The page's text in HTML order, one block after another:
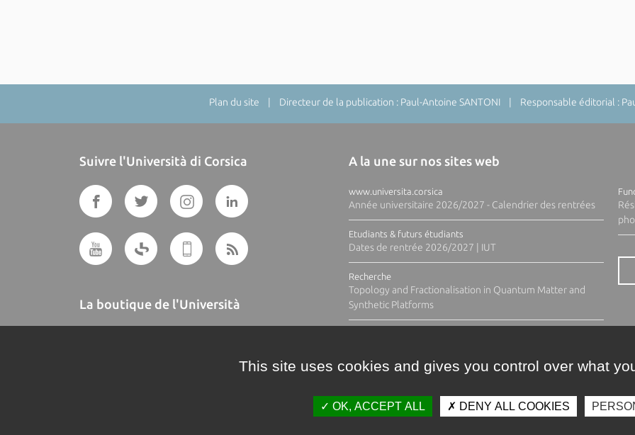
Plan du site | Directeur de la publication : Paul-Antoine SANTONI | Responsable éditorial :
Suivre l'Università di Corsica
La boutique de l'Università
A la une sur nos sites web
www.universita.corsica
Année universitaire 2026/2027 - Calendrier des rentrées
Etudiants & futurs étudiants
Dates de rentrée 2026/2027 | IUT
Recherche
Topology and Fractionalisation in Quantum Matter and
Synthetic Platforms
This site uses cookies and gives you control over what
OK, ACCEPT ALL DENY ALL COOKIES